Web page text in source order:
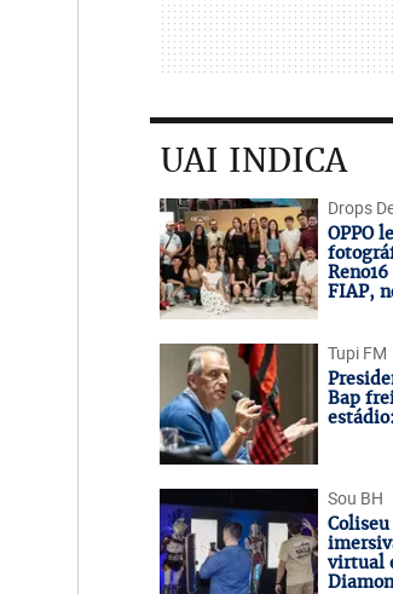
UAI INDICA
Drops
OPPO
FIAP,
Tupi FM
Bap
Sou BH
virtual